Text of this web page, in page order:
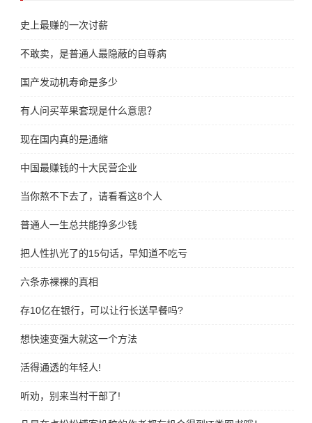
史上最赚的一次讨薪
不敢卖，是普通人最隐蔽的自尊病
国产发动机寿命是多少
有人问买苹果套现是什么意思？
现在国内真的是通缩
中国最赚钱的十大民营企业
当你熬不下去了，请看看这8个人
普通人一生总共能挣多少钱
把人性扒光了的15句话，早知道不吃亏
六条赤裸裸的真相
存10亿在银行，可以让行长送早餐吗?
想快速变强大就这一个方法
活得通透的年轻人!
听劝，别来当村干部了!